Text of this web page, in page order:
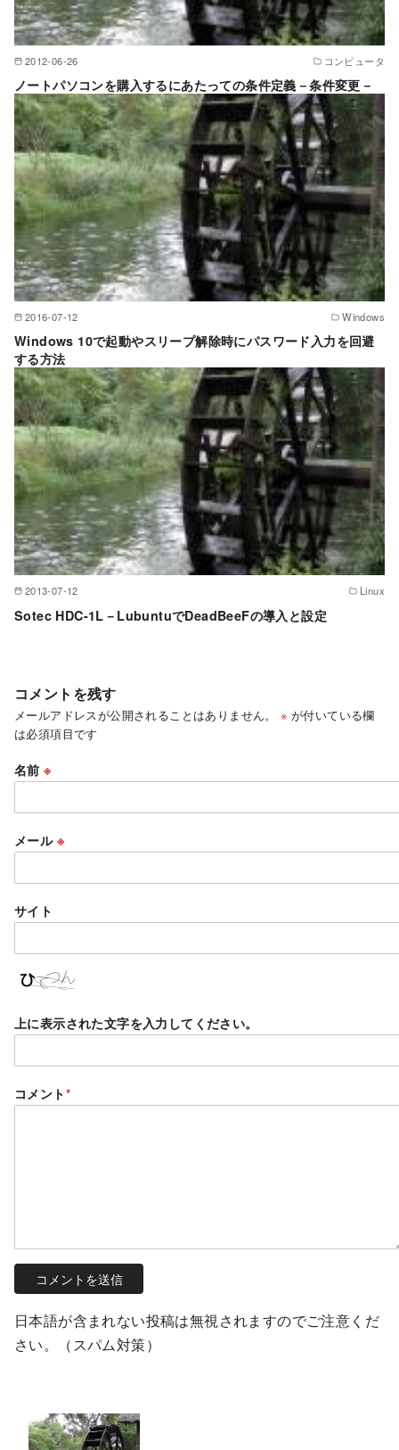
2012-06-26 コンピュータ
ノートパソコンを購入するにあたっての条件定義－条件変更－
2016-07-12 Windows
Windows 10で起動やスリープ解除時にパスワード入力を回避
する方法
2013-07-12 Linux
Sotec HDC-1L－LubuntuでDeadBeeFの導入と設定
コメントを残す
メールアドレスが公開されることはありません。 ※ が付いている欄
は必須項目です
名前※
メール ※
サイト
上に表示された文字を入力してください。
コメント*
日本語が含まれない投稿は無視されますのでご注意くだ
さい。（スパム対策）